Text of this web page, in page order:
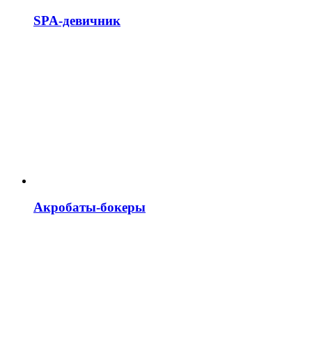
SPA-девичник
Акробаты-бокеры